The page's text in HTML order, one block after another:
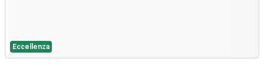
Eccellenza